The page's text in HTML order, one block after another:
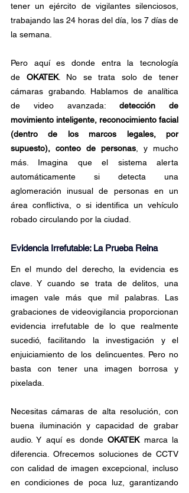
tener un ejército de vigilantes silenciosos,
trabajando las 24 horas del día, los 7 días de
la semana.
Pero aquí es donde entra la tecnología
de OKATEK. No se trata solo de tener
cámaras grabando. Hablamos de analítica
de video avanzada: detección de
movimiento inteligente, reconocimiento facial
(dentro de los marcos legales, por
supuesto), conteo de personas , y mucho
más. Imagina que el sistema alerta
automáticamente si detecta una
aglomeración inusual de personas en un
área conflictiva, o si identifica un vehículo
robado circulando por la ciudad.
Evidencia Irrefutable: La Prueba Reina
En el mundo del derecho, la evidencia es
clave. Y cuando se trata de delitos, una
imagen vale más que mil palabras. Las
grabaciones de videovigilancia proporcionan
evidencia irrefutable de lo que realmente
sucedió, facilitando la investigación y el
enjuiciamiento de los delincuentes. Pero no
basta con tener una imagen borrosa y
pixelada.
Necesitas cámaras de alta resolución, con
buena iluminación y capacidad de grabar
audio. Y aquí es donde OKATEK marca la
diferencia. Ofrecemos soluciones de CCTV
con calidad de imagen excepcional, incluso
en condiciones de poca luz, garantizando